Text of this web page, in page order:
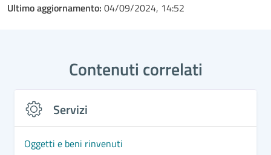
Ultimo aggiornamento: 04/09/2024, 14:52
Contenuti correlati
Servizi
Oggetti e beni rinvenuti